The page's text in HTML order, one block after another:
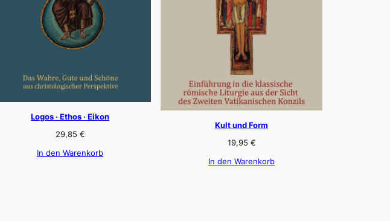
Logos · Ethos · Eikon
29,85 €
In den Warenkorb
Kult und Form
19,95 €
In den Warenkorb